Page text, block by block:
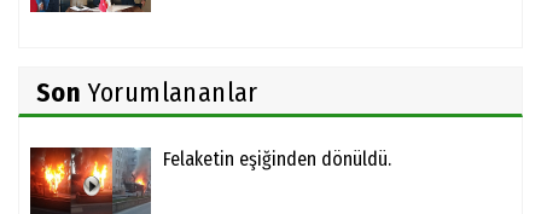
Son Yorumlananlar
Felaketin eşiğinden dönüldü.